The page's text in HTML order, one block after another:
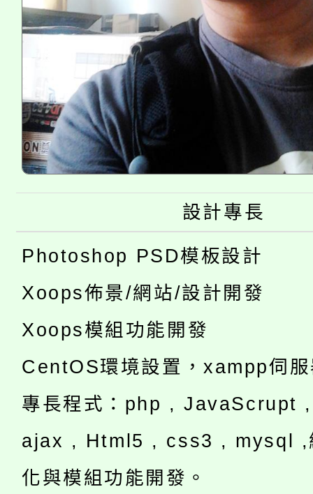
設計專長
Photoshop PSD模板設計
Xoops佈景/網站/設計開發
Xoops模組功能開發
CentOS環境設置，xampp伺
專長程式：php , JavaScrupt
ajax , Html5 , css3 , mysql ,
化與模組功能開發。